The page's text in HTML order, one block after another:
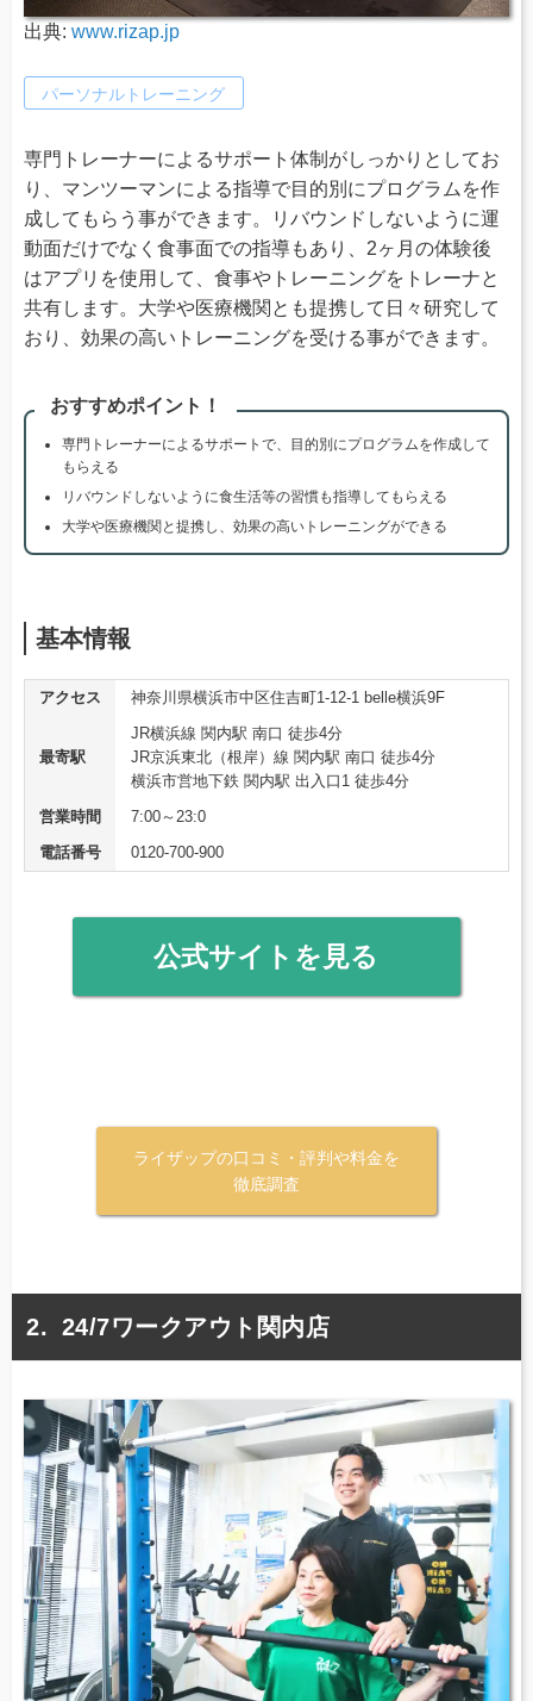
出典: www.rizap.jp
パーソナルトレーニング
専門トレーナーによるサポート体制がしっかりとしてお
り、マンツーマンによる指導で目的別にプログラムを作
成してもらう事ができます。リバウンドしないように運
動面だけでなく食事面での指導もあり、2ヶ月の体験後
はアプリを使用して、食事やトレーニングをトレーナと
共有します。大学や医療機関とも提携して日々研究して
おり、効果の高いトレーニングを受ける事ができます。
おすすめポイント！
専門トレーナーによるサポートで、目的別にプログラムを作成して
もらえる
リバウンドしないように食生活等の習慣も指導してもらえる
大学や医療機関と提携し、効果の高いトレーニングができる
基本情報
アクセス 神奈川県横浜市中区住吉町1-12-1 belle横浜9F
最寄駅
JR横浜線 関内駅 南口 徒歩4分
JR京浜東北（根岸）線 関内駅 南口 徒歩4分
横浜市営地下鉄 関内駅 出入口1 徒歩4分
営業時間
7:00～23:0
電話番号
0120-700-900
公式サイトを見る
ライザップの口コミ・評判や料金を
徹底調査
24/7ワークアウト関内店